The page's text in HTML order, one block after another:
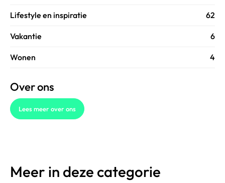
Lifestyle en inspiratie 62
Vakantie 6
Wonen 4
Over ons
Lees meer over ons
Meer in deze categorie